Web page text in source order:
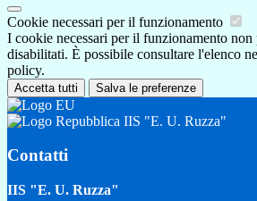
Cookie necessari per il funzionamento
I cookie necessari per il funzionamento non
disabilitati. È possibile consultare l'elenco
policy.
Accetta tutti Salva le preferenze
IIS "E. U. Ruzza"
Contatti
IIS "E. U. Ruzza"